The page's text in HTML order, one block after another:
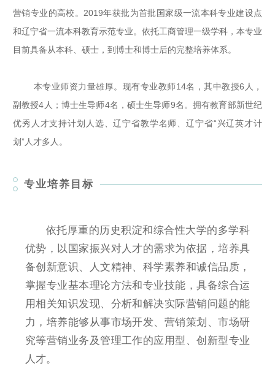
营销专业的高校。2019年获批为首批国家级一流本科专业建设点
和辽宁省一流本科教育示范专业。依托工商管理一级学科，本专业
目前具备从本科、硕士，到博士和博士后的完整培养体系。
本专业师资力量雄厚。现有专业教师14名，其中教授6人，
副教授4人；博士生导师4名，硕士生导师9名。拥有教育部新世纪
优秀人才支持计划人选、辽宁省教学名师、辽宁省“兴辽英才计
划”人才多人。
专业培养目标
依托厚重的历史积淀和综合性大学的多学科
优势，以国家振兴对人才的需求为依据，培养具
备创新意识、人文精神、科学素养和诚信品质，
掌握专业基本理论方法和专业技能，具备综合运
用相关知识发现、分析和解决实际营销问题的能
力，培养能够从事市场开发、营销策划、市场研
究等营销业务及管理工作的应用型、创新型专业
人才。